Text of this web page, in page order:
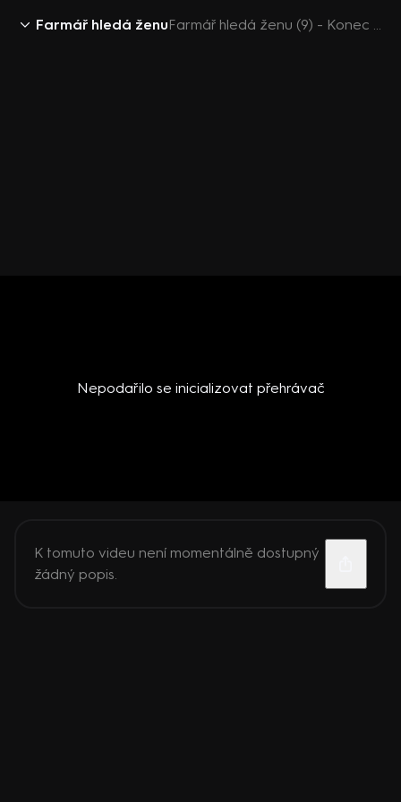
Farmář hledá ženu Farmář hledá ženu (9) - Konec pohádky se přiblížil
Nepodařilo se inicializovat přehrávač
K tomuto videu není momentálně dostupný
žádný popis.